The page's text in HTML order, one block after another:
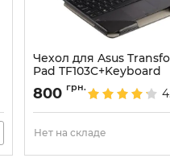
Чехол для Asus
Pad TF103C+Keyboard
Артикул:740
800 грн.
Нет на складе